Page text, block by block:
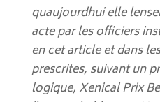
quaujourdhui elle
acte par les officiers
en cet article et dans
prescrites, suivant un
logique, Xenical Prix